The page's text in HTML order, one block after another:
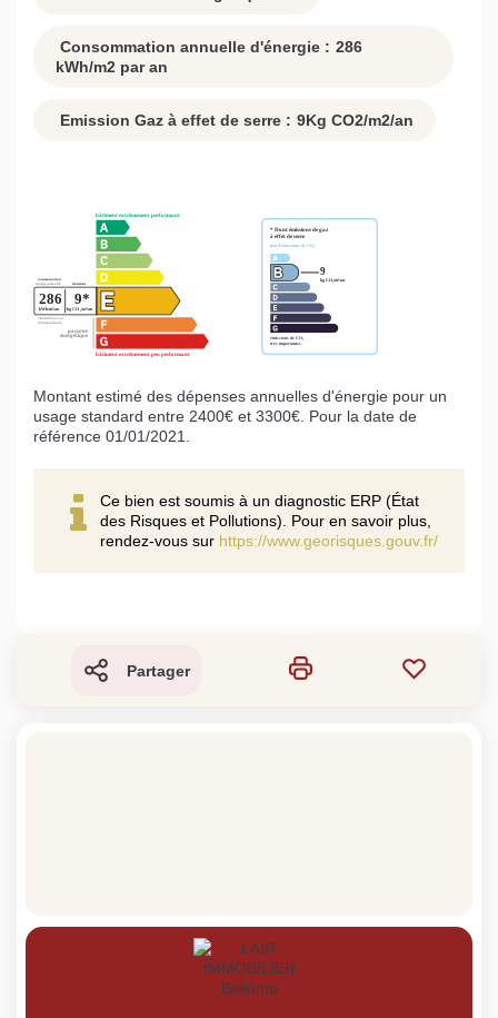
Consommation annuelle d'énergie : 286
kWh/m2 par an
Emission Gaz à effet de serre : 9Kg CO2/m2/an
Montant estimé des dépenses annuelles d'énergie pour un
usage standard entre 2400€ et 3300€. Pour la date de
référence 01/01/2021.
Ce bien est soumis à un diagnostic ERP (État
des Risques et Pollutions). Pour en savoir plus,
rendez-vous sur https://www.georisques.gouv.fr/
Partager